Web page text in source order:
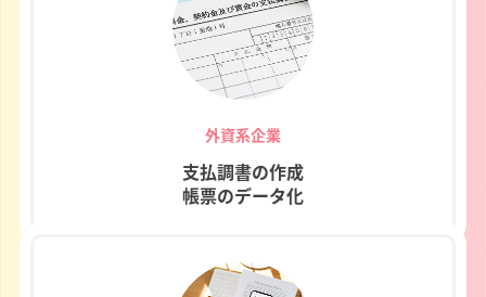
外資系企業
支払調書の作成
帳票のデータ化